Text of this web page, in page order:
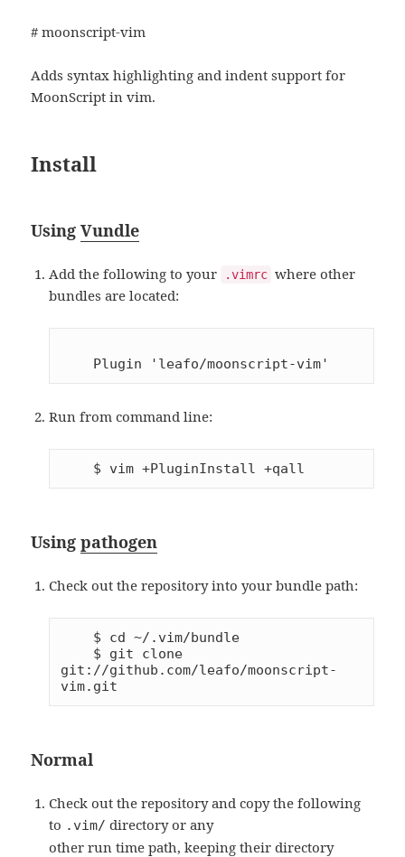
# moonscript-vim
Adds syntax highlighting and indent support for
MoonScript in vim.
Install
UsingVundle
Add the following to your .vimrc where other
bundles are located:
Run from command line:
Usingpathogen
Check out the repository into your bundle path:
git://github.com/leafo/moonscript-
Normal
Check out the repository and copy the following
to .vim/ directory or any
other run time path, keeping their directory